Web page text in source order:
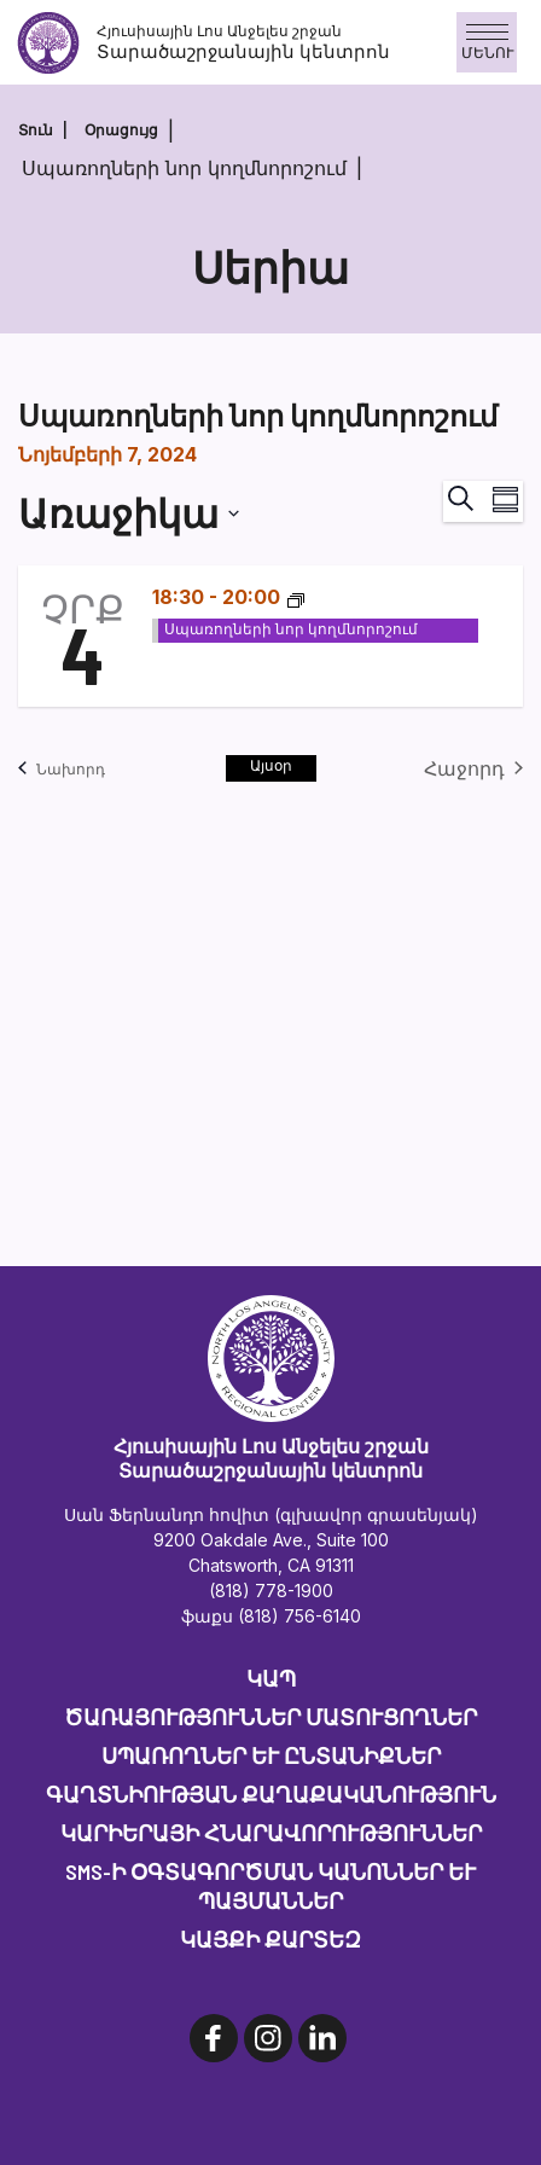
Անցնել
բովանդակությանըՀյուսիսային Լոս Անջելես շրջան
Տարածաշրջանային կենտրոն ՄԵՆՈՒ
Տուն Օրացույց
Սպառողների նոր կողմնորոշում
Սերիա
Սպառողների նոր կողմնորոշում
Նոյեմբերի 7, 2024
Որոնում
Առաջիկա
ՉՐՔ
4
18:30 - 20:00
Սպառողների նոր կողմնորոշում
Նախորդ ԻրադարձություններԱյսօր
Հաջորդ
Հյուսիսային Լոս Անջելես շրջան
Տարածաշրջանային կենտրոն
Սան Ֆերնանդո հովիտ (գլխավոր գրասենյակ)
9200 Oakdale Ave., Suite 100
Chatsworth, CA 91311
(818) 778-1900
ֆաքս (818) 756-6140
ԿԱՊ
ԾԱՌԱՅՈՒԹՅՈՒՆՆԵՐ ՄԱՏՈՒՑՈՂՆԵՐ
ՍՊԱՌՈՂՆԵՐ ԵՒ ԸՆՏԱՆԻՔՆԵՐ
ԳԱՂՏՆԻՈՒԹՅԱՆ ՔԱՂԱՔԱԿԱՆՈՒԹՅՈՒՆ
ԿԱՐԻԵՐԱՅԻ ՀՆԱՐԱՎՈՐՈՒԹՅՈՒՆՆԵՐ
SMS-Ի ՕԳՏԱԳՈՐԾՄԱՆ ԿԱՆՈՆՆԵՐ ԵՒ Պ
ԱՅՄԱՆՆԵՐ
ԿԱՅՔԻ ՔԱՐՏԵԶ